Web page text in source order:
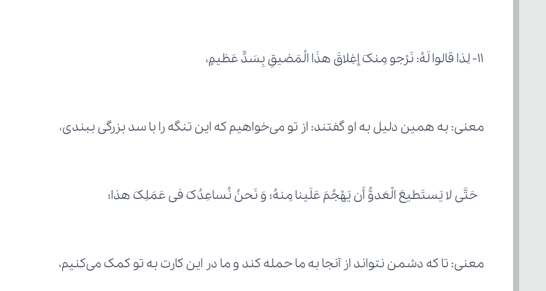
۱۱- لِذا قالوا لَهُ: نَرْجو مِنکَ إغِلاقَ هذَا الْمَضیقِ بِسَدٍّ عَظیمٍ،
معنی: به همین دلیل به او گفتند: از تو می‌خواهیم که این تنگه را با سد بزرگی ببندی،
حَتَّی لا یَستَطیعَ الْعَدوُّ أَن یَهْجُمَ عَلَینا مِنهُ؛ وَ نَحنُ نُساعِدُکَ فی عَمَلِکَ هذا؛
معنی: تا که دشمن نتواند از آنجا به ما حمله کند و ما در این کارت به تو کمک می‌کنیم،